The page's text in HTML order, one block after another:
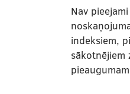
Nav
indeksiem,
sākotnējiem